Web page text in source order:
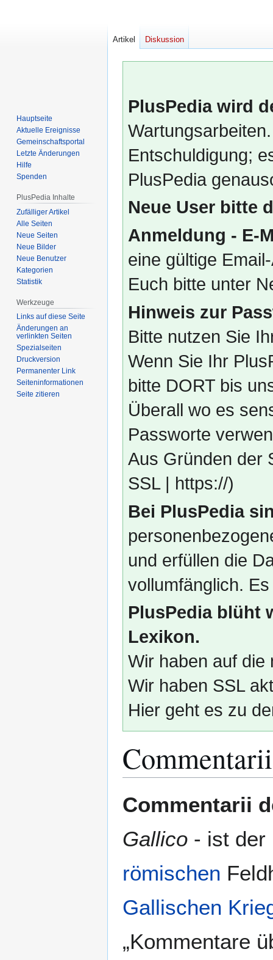
PlusPedia wird
Entschuldigung;
PlusPedia
Neue User bitte
Anmeldung - E-
eine gültige
Euch bitte unter
Hinweis zur
Bitte nutzen Sie
Wenn Sie Ihr
bitte DORT bis
Überall wo es
Passworte
Aus Gründen der
SSL | https://)
Bei PlusPedia
und erfüllen die
vollumfänglich.
PlusPedia blüht
Lexikon.
Wir haben auf die
Wir haben SSL
Hier geht es zu
Navigation
Suche
Commentarii
Gallico - ist der
römischen
Gallischen
„Kommentare
Artikel Diskussion
Hauptseite
Aktuelle Ereignisse
Gemeinschafts­portal
Letzte Änderungen
Hilfe
Spenden
PlusPedia Inhalte
Zufälliger Artikel
Alle Seiten
Neue Seiten
Neue Bilder
Neue Benutzer
Kategorien
Statistik
Werkzeuge
Links auf diese Seite
Änderungen an
verlinkten Seiten
Spezialseiten
Druckversion
Permanenter Link
Seiten­­informationen
Seite zitieren